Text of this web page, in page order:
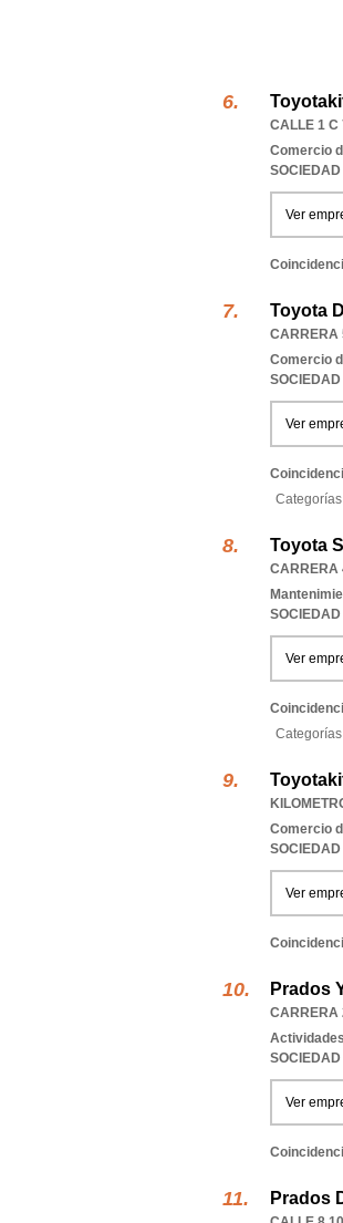
CALLE 1 C
Comercio
Ver
Toyota
CARRERA
Comercio
Ver
Toyota
CARRERA
Ver
Comercio
Ver
Prados
CARRERA
Ver
Prados